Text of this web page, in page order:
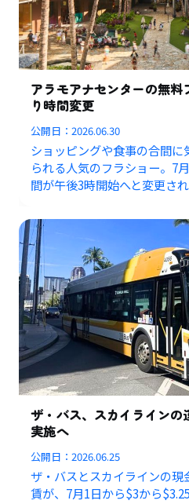
アラモアナセンターの無料
り時間変更
公開日：2026.06.30
ショッピングや食事の合間
られる人気のフラショー。7
間が午後3時開始へと変更され
ザ・バス、スカイラインの
実施へ
公開日：2026.06.25
ザ・バスとスカイラインの
賃が、7月1日から$3から